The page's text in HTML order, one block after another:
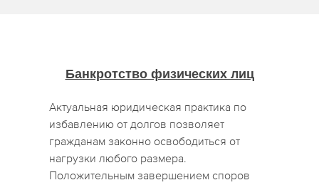
Банкротство физических лиц
Актуальная юридическая практика по
избавлению от долгов позволяет
гражданам законно освободиться от
нагрузки любого размера.
Положительным завершением споров